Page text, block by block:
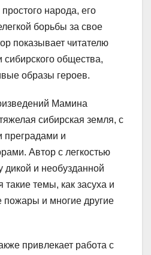
народа, его
борьбы за свое
показывает читателю
общества,
образы героев.
Мамина
сибирская земля, с
и
Автор с легкостью
дикой и необузданной
такие темы, как засуха и
пожары и многие другие
привлекает работа с